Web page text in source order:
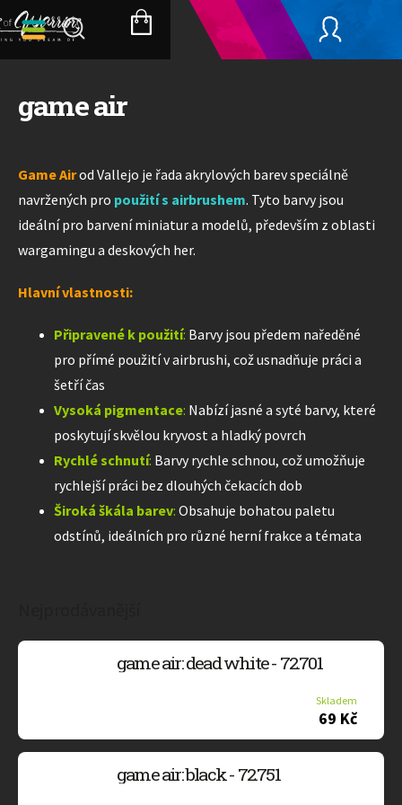
Přejít
na
obsah
NÁKUPNÍ
KOŠÍK
game air
Game Airod Vallejo je řada akrylových barev speciálně
navržených pro použití s airbrushem. Tyto barvy jsou
ideální pro barvení miniatur a modelů, především z oblasti
wargamingu a deskových her.
Hlavní vlastnosti:
Připravené k použití: Barvy jsou předem naředěné
pro přímé použití v airbrushi, což usnadňuje práci a
šetří čas
Vysoká pigmentace: Nabízí jasné a syté barvy, které
poskytují skvělou kryvost a hladký povrch
Rychlé schnutí: Barvy rychle schnou, což umožňuje
rychlejší práci bez dlouhých čekacích dob
Široká škála barev: Obsahuje bohatou paletu
odstínů, ideálních pro různé herní frakce a témata
game air: dead white - 72.701
Skladem
69 Kč
game air: black - 72.751